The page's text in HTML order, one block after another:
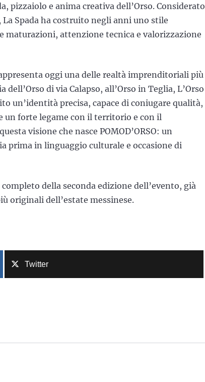
pizzaiolo e anima creativa dell’Orso. Considerato
Spada ha costruito negli anni uno stile
maturazioni, attenzione tecnica e valorizzazione
oggi una delle realtà imprenditoriali più
di via Calapso, all’Orso in Teglia, L’Orso
un’identità precisa, capace di coniugare qualità,
un forte legame con il territorio e con il
visione che nasce POMOD’ORSO: un
prima in linguaggio culturale e occasione di
della seconda edizione dell’evento, già
originali dell’estate messinese.
Twitter